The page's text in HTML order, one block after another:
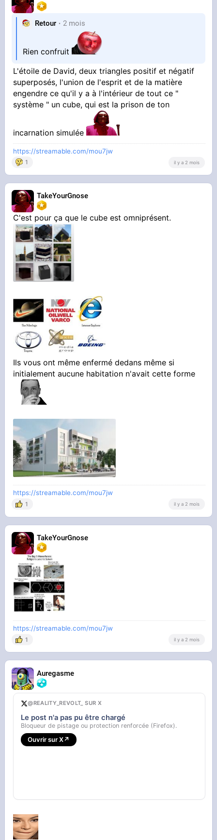
Retour 2 mois
Rien confruit
L'étoile de David, deux triangles positif et négatif
superposés, l'union de l'esprit et de la matière
engendre ce qu'il y a à l'intérieur de tout ce "
système " un cube, qui est la prison de ton
incarnation simulée
https://streamable.com/mou7jw
1 il y a 2 mois
TakeYourGnose
C'est pour ça que le cube est omniprésent.
Ils vous ont même enfermé dedans même si
initialement aucune habitation n'avait cette forme
https://streamable.com/mou7jw
1 il y a 2 mois
TakeYourGnose
https://streamable.com/mou7jw
1 il y a 2 mois
Auregasme
@REALITY_REVOLT_ SUR X
Le post n'a pas pu être chargé
Bloqueur de pistage ou protection renforcée (Firefox).
Ouvrir sur X↗